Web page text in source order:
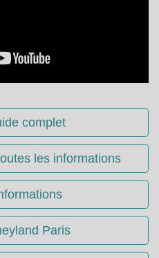
complet
les informations
Paris